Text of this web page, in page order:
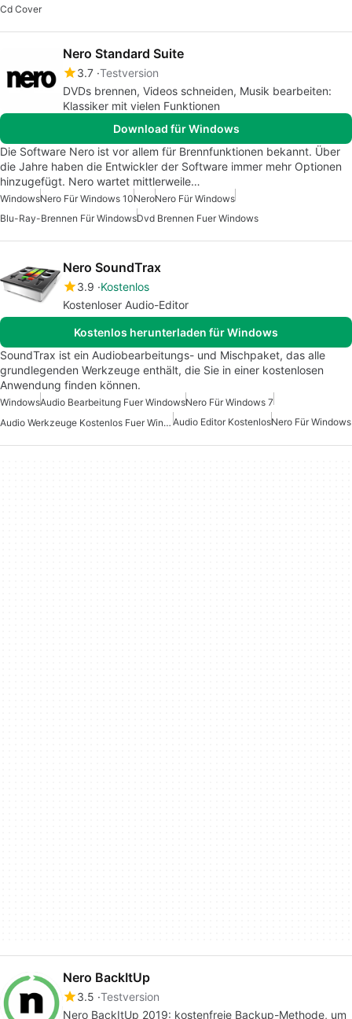
Cd Cover
Nero Standard Suite
3.7 Testversion
DVDs brennen, Videos schneiden, Musik bearbeiten:
Klassiker mit vielen Funktionen
Download für Windows
Die Software Nero ist vor allem für Brennfunktionen bekannt. Über
die Jahre haben die Entwickler der Software immer mehr Optionen
hinzugefügt. Nero wartet mittlerweile…
WindowsNero Für Windows 10NeroNero Für Windows
Blu-Ray-Brennen Für WindowsDvd Brennen Fuer Windows
Nero SoundTrax
3.9 Kostenlos
Kostenloser Audio-Editor
Kostenlos herunterladen für Windows
SoundTrax ist ein Audiobearbeitungs- und Mischpaket, das alle
grundlegenden Werkzeuge enthält, die Sie in einer kostenlosen
Anwendung finden können.
WindowsAudio Bearbeitung Fuer WindowsNero Für Windows 7
Audio Werkzeuge Kostenlos Fuer Windows Audio Editor KostenlosNero Für Windows
Nero BackItUp
3.5 Testversion
Nero BackItUp 2019: kostenfreie Backup-Methode, um